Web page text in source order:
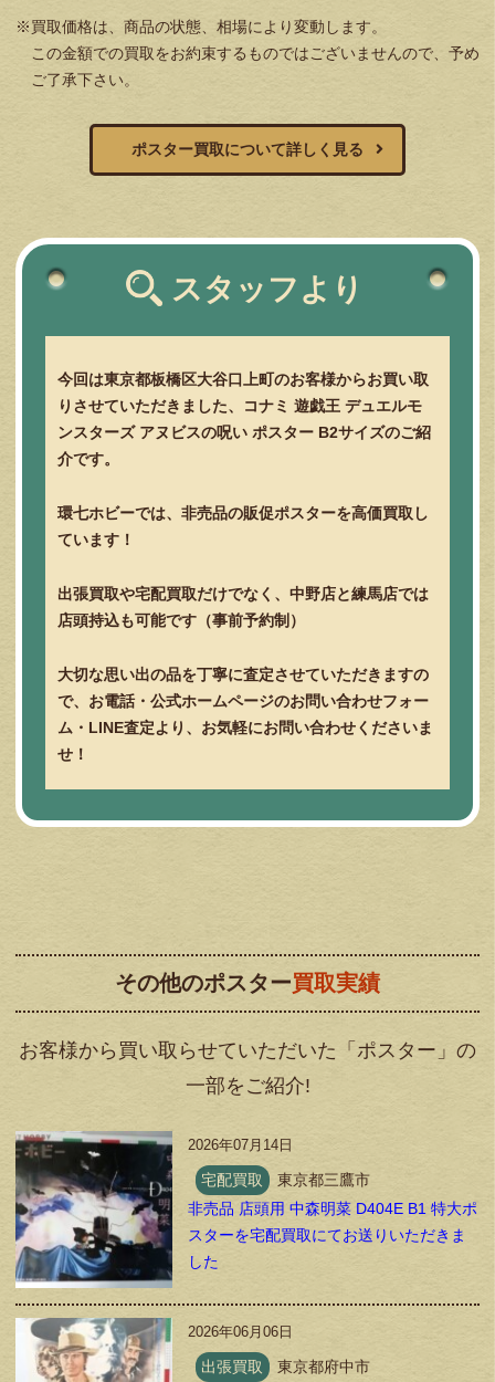
※買取価格は、商品の状態、相場により変動します。
この金額での買取をお約束するものではございませんので、予め
ご了承下さい。
ポスター買取について詳しく見る
スタッフより
今回は東京都板橋区大谷口上町のお客様からお買い取
りさせていただきました、コナミ 遊戯王 デュエルモ
ンスターズ アヌビスの呪い ポスター B2サイズのご紹
介です。
環七ホビーでは、非売品の販促ポスターを高価買取し
ています！
出張買取や宅配買取だけでなく、中野店と練馬店では
店頭持込も可能です（事前予約制）
大切な思い出の品を丁寧に査定させていただきますの
で、お電話・公式ホームページのお問い合わせフォー
ム・LINE査定より、お気軽にお問い合わせくださいま
せ！
その他のポスター買取実績
お客様から買い取らせていただいた「ポスター」の
一部をご紹介!
2026年07月14日
宅配買取
東京都三鷹市
非売品 店頭用 中森明菜 D404E B1 特大ポ
スターを宅配買取にてお送りいただきま
した
2026年06月06日
出張買取 東京都府中市